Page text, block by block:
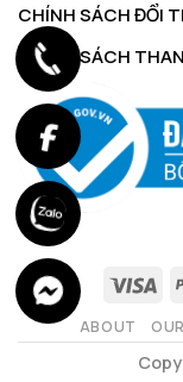
CHÍNH SÁCH ĐỔI
CHÍNH SÁCH
ABOUT